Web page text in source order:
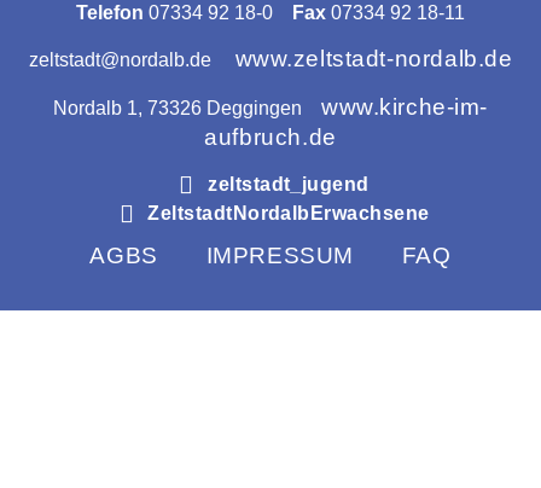
Telefon 07334 92 18-0 Fax 07334 92 18-11
zeltstadt@nordalb.de www.zeltstadt-nordalb.de
Nordalb 1, 73326 Deggingen www.kirche-im-
aufbruch.de
zeltstadt_jugend
ZeltstadtNordalbErwachsene
AGBS IMPRESSUM FAQ